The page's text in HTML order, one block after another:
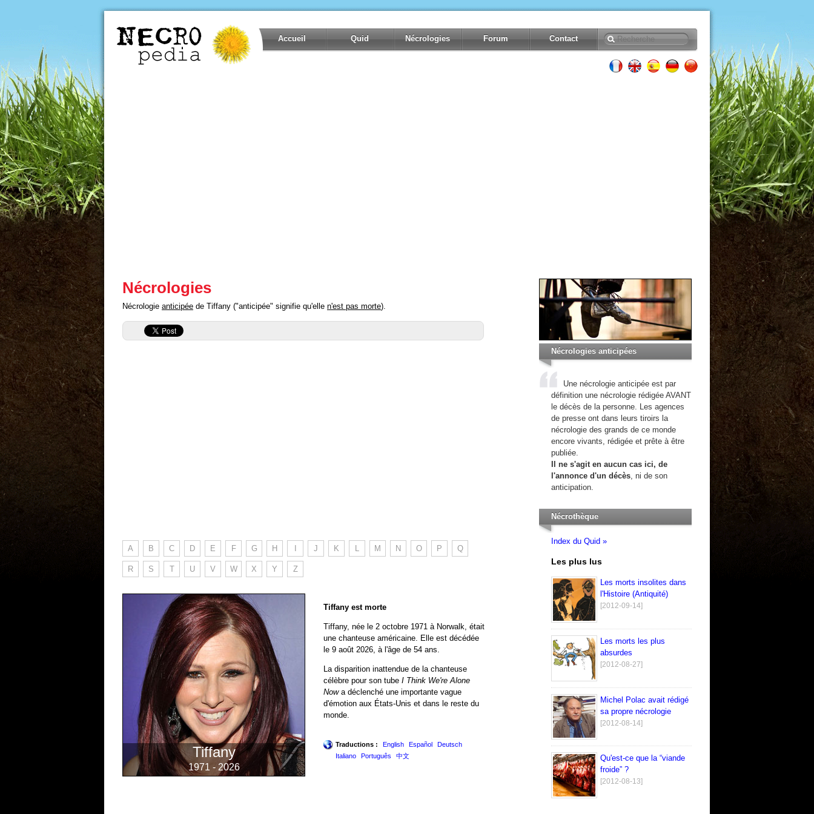
Accueil Quid Nécrologies Forum Contact
Nécrologies
Nécrologie anticipée de Tiffany ("anticipée" signifie qu'elle n'est pas morte).
A B C D E F G H J K L M N O P Q
R S T U V W X Y Z
Tiffany
1971 - 2026
Tiffany est morte
Tiffany, née le 2 octobre 1971 à Norwalk, était
une chanteuse américaine. Elle est décédée
le 9 août 2026, à l'âge de 54 ans.
La disparition inattendue de la chanteuse
célèbre pour son tube I Think We're Alone
Nowa déclenché une importante vague
d'émotion aux États-Unis et dans le reste du
monde.
Traductions : English Español
Deutsch
Italiano
Português 中文
Nécrologies anticipées
Une nécrologie anticipée est par
définition une nécrologie rédigée AVANT
le décès de la personne. Les agences
de presse ont dans leurs tiroirs la
nécrologie des grands de ce monde
encore vivants, rédigée et prête à être
publiée.
Il ne s'agit en aucun cas ici, de
l'annonce d'un décès, ni de son
anticipation.
Nécrothèque
Index du Quid »
Les plus lus
Les morts insolites dans
l'Histoire (Antiquité)
[2012-09-14]
Les morts les plus
absurdes
[2012-08-27]
Michel Polac avait rédigé
sa propre nécrologie
[2012-08-14]
Qu'est-ce que la “viande
froide” ?
[2012-08-13]